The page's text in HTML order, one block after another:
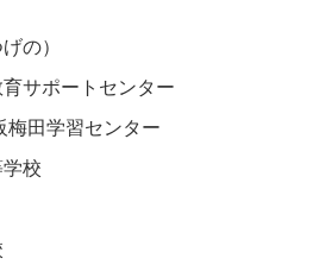
の）
サポートセンター
梅田学習センター
校